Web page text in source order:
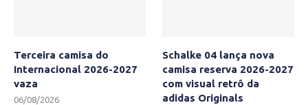
Terceira camisa do
Internacional 2026-2027
vaza
06/08/2026
Schalke 04 lança nova
camisa reserva 2026-2027
com visual retrô da
adidas Originals